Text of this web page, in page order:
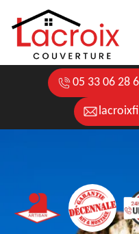
05 33 06 28